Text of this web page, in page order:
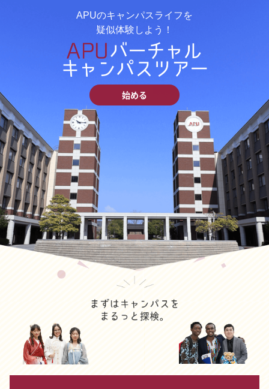
APUのキャンパスライフを
疑似体験しよう！
始める